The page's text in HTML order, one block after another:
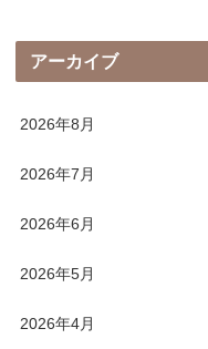
アーカイブ
2026年8月
2026年7月
2026年6月
2026年5月
2026年4月